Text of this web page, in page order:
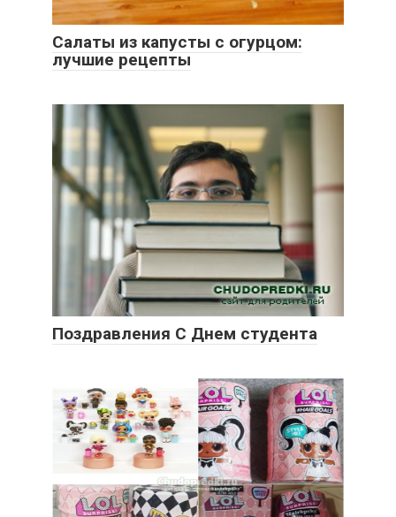
Салаты из капусты с огурцом:
лучшие рецепты
Поздравления С Днем студента